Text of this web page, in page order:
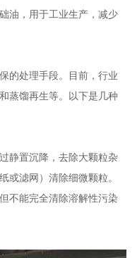
油，用于工业生产，减少
的处理手段。目前，行业
蒸馏再生等。以下是几种
静置沉降，去除大颗粒杂
或滤网）清除细微颗粒。
不能完全清除溶解性污染